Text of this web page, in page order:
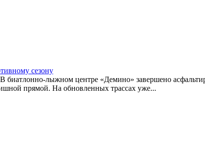
сезону
биатлонно-лыжном центре «Демино» завершено
прямой. На обновленных трассах уже...